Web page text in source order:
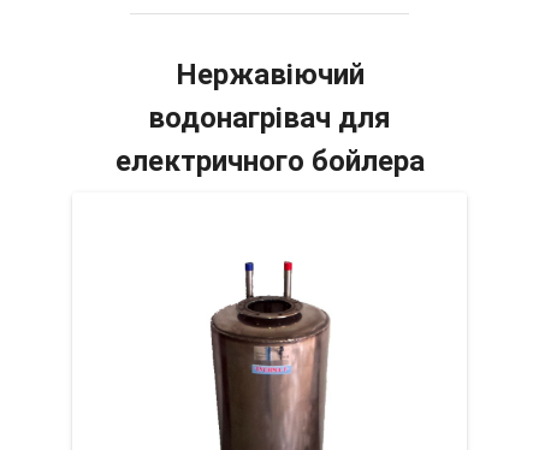
Нержавіючий
водонагрівач для
електричного бойлера